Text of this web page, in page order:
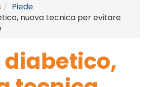
Piede
nuova tecnica per evitare
diabetico,